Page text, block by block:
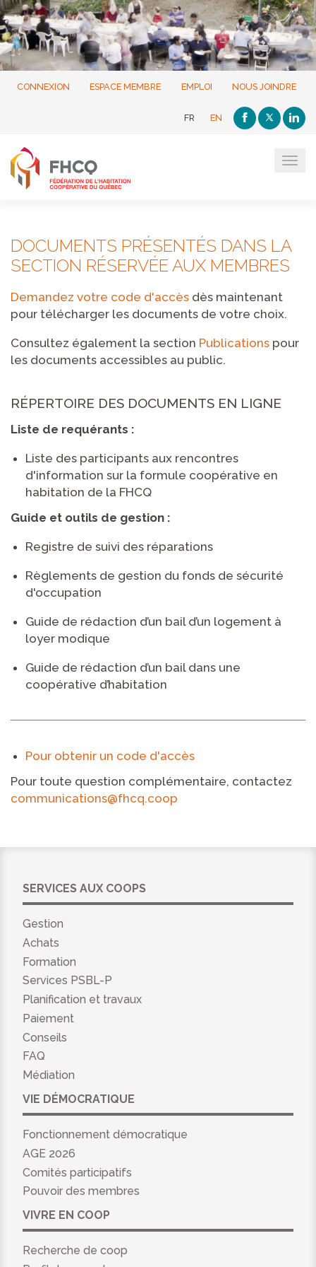
CONNEXION ESPACE MEMBRE EMPLOI NOUS JOINDRE
FR EN
DOCUMENTS PRÉSENTÉS DANS LA
SECTION RÉSERVÉE AUX MEMBRES
Demandez votre code d'accès dès maintenant
pour télécharger les documents de votre choix.
Consultez également la section Publications pour
les documents accessibles au public.
RÉPERTOIRE DES DOCUMENTS EN LIGNE
Liste de requérants :
Liste des participants aux rencontres
d'information sur la formule coopérative en
habitation de la FHCQ
Guide et outils de gestion :
Registre de suivi des réparations
Règlements de gestion du fonds de sécurité
d'occupation
Guide de rédaction d’un bail d’un logement à
loyer modique
Guide de rédaction d’un bail dans une
coopérative d’habitation
Pour obtenir un code d'accès
Pour toute question complémentaire, contactez
communications@fhcq.coop
SERVICES AUX COOPS
Gestion
Achats
Formation
Services PSBL-P
Planification et travaux
Paiement
Conseils
FAQ
Médiation
VIE DÉMOCRATIQUE
Fonctionnement démocratique
AGE 2026
Comités participatifs
Pouvoir des membres
VIVRE EN COOP
Recherche de coop